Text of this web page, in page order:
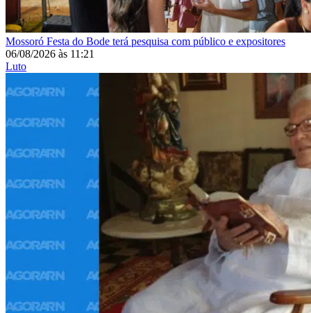
Mossoró Festa do Bode terá pesquisa com público e expositores
06/08/2026 às 11:21
Luto